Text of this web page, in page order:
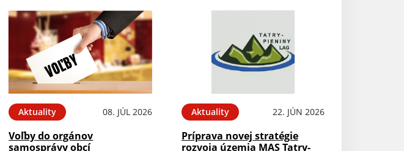
Aktuality 08. JÚL 2026
Voľby do orgánov
samosprávy obcí
Aktuality 22. JÚN 2026
Príprava novej stratégie
rozvoja územia MAS Tatry-